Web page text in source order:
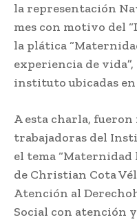
la representación
mes con motivo del
la plática
experiencia de
instituto ubicadas en
A esta charla,
trabajadoras del
el tema
de Christian Cota
Atención al
Social con atención